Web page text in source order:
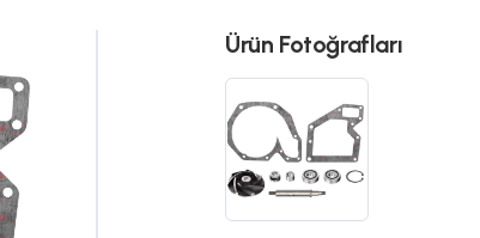
Ürün Fotoğrafları